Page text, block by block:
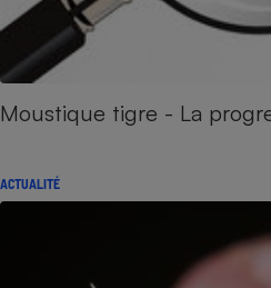
Moustique tigre - La
ACTUALITÉ